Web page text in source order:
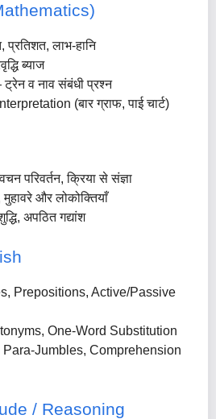
लाभ-हानि
ब्याज
व नाव संबंधी प्रश्न
(बार ग्राफ, पाई चार्ट)
परिवर्तन, क्रिया से संज्ञा
मुहावरे और लोकोक्तियाँ
अपठित गद्यांश
Prepositions, Active/Passive
One-Word Substitution
Para-Jumbles, Comprehension
/ Reasoning